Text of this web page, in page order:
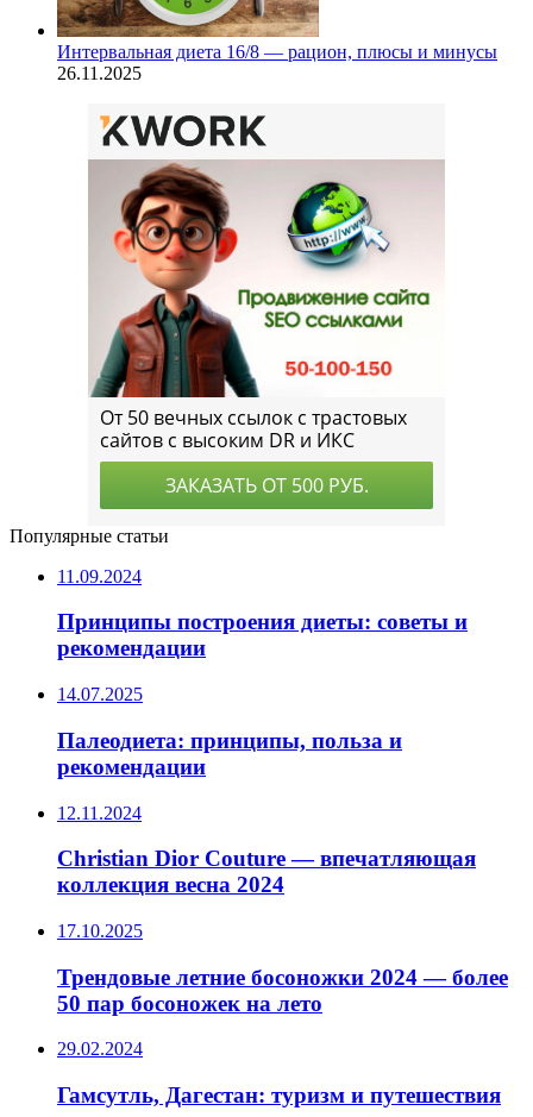
Интервальная диета 16/8 — рацион, плюсы и минусы
26.11.2025
Популярные статьи
11.09.2024
Принципы построения диеты: советы и
рекомендации
14.07.2025
Палеодиета: принципы, польза и
рекомендации
12.11.2024
Christian Dior Couture — впечатляющая
коллекция весна 2024
17.10.2025
Трендовые летние босоножки 2024 — более
50 пар босоножек на лето
29.02.2024
Гамсутль, Дагестан: туризм и путешествия